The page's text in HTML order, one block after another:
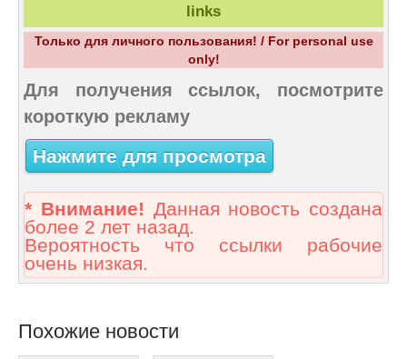
links
Только для личного пользования! / For personal use
only!
Для получения ссылок, посмотрите
короткую рекламу
Нажмите для просмотра
* Внимание! Данная новость создана
более 2 лет назад.
Вероятность что ссылки рабочие
очень низкая.
Похожие новости